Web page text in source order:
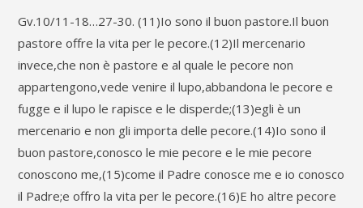
su
tavola
di
legno
ricopert
lino
Gv.10/11-18…27-30. (11)Io sono il buon pastore.Il buon
pastore offre la vita per le pecore.(12)Il mercenario
invece,che non è pastore e al quale le pecore non
appartengono,vede venire il lupo,abbandona le pecore e
fugge e il lupo le rapisce e le disperde;(13)egli è un
mercenario e non gli importa delle pecore.(14)Io sono il
buon pastore,conosco le mie pecore e le mie pecore
conoscono me,(15)come il Padre conosce me e io conosco
il Padre;e offro la vita per le pecore.(16)E ho altre pecore